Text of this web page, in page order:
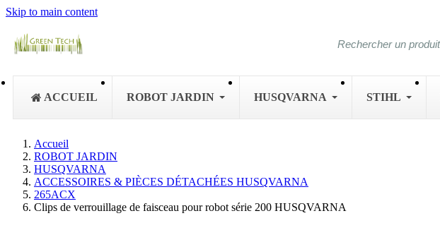
Skip to main content
ACCUEIL ROBOT JARDIN HUSQVARNA STIHL
Accueil
ROBOT JARDIN
HUSQVARNA
ACCESSOIRES & PIÈCES DÉTACHÉES HUSQVARNA
265ACX
Clips de verrouillage de faisceau pour robot série 200 HUSQVARNA